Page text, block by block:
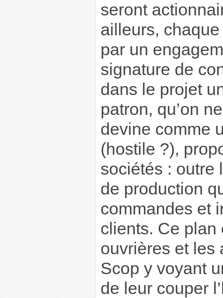
seront
ailleurs,
par un
signature de
dans le projet
patron, qu’on
devine comme
(hostile ?),
sociétés : outre
de production
commandes et
clients. Ce plan
ouvrières et les
Scop y voyant
de leur couper